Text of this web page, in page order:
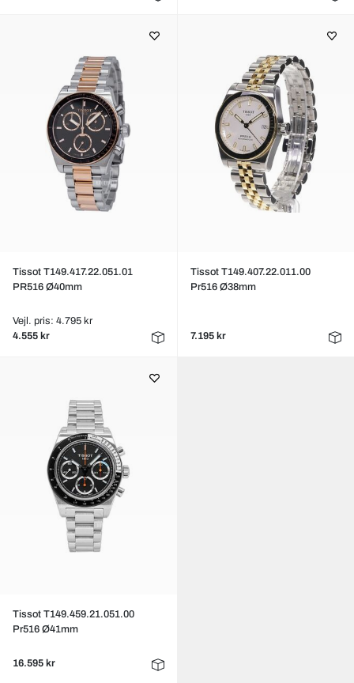
Tissot T149.417.22.051.01
PR516 Ø40mm
Vejl. pris: 4.795 kr
4.555 kr
Tissot T149.407.22.011.00
Pr516 Ø38mm
7.195 kr
Tissot T149.459.21.051.00
Pr516 Ø41mm
16.595 kr